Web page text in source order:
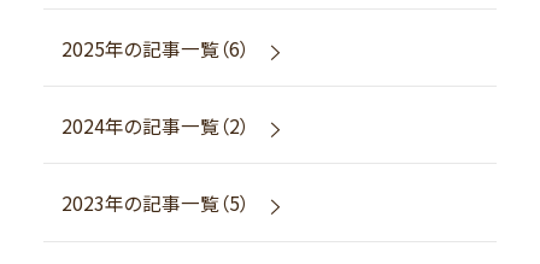
2025年の記事一覧（6）
2024年の記事一覧（2）
2023年の記事一覧（5）